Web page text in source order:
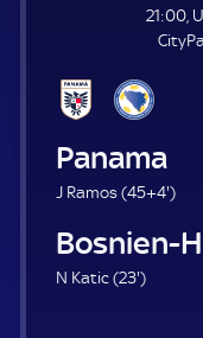
21:00,
Panama
J Ramos (45+4'4
.
)
Bosnien-
N Katic (23'2
)